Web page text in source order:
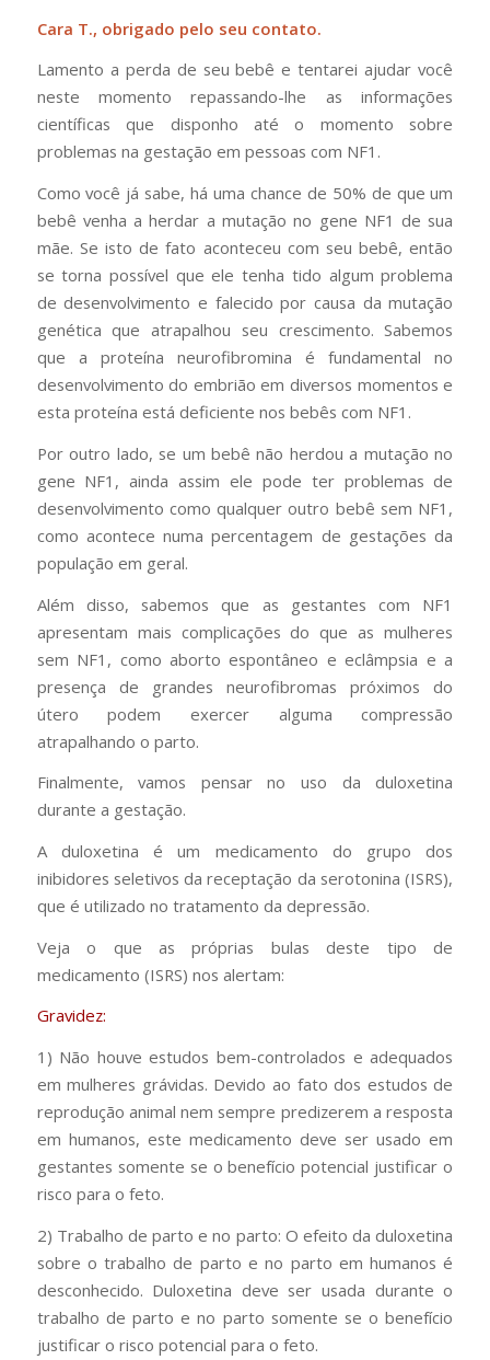
Cara T., obrigado pelo seu contato.
Lamento a perda de seu bebê e tentarei ajudar você
neste momento repassando-lhe as informações
científicas que disponho até o momento sobre
problemas na gestação em pessoas com NF1.
Como você já sabe, há uma chance de 50% de que um
bebê venha a herdar a mutação no gene NF1 de sua
mãe. Se isto de fato aconteceu com seu bebê, então
se torna possível que ele tenha tido algum problema
de desenvolvimento e falecido por causa da mutação
genética que atrapalhou seu crescimento. Sabemos
que a proteína neurofibromina é fundamental no
desenvolvimento do embrião em diversos momentos e
esta proteína está deficiente nos bebês com NF1.
Por outro lado, se um bebê não herdou a mutação no
gene NF1, ainda assim ele pode ter problemas de
desenvolvimento como qualquer outro bebê sem NF1,
como acontece numa percentagem de gestações da
população em geral.
Além disso, sabemos que as gestantes com NF1
apresentam mais complicações do que as mulheres
sem NF1, como aborto espontâneo e eclâmpsia e a
presença de grandes neurofibromas próximos do
útero podem exercer alguma compressão
atrapalhando o parto.
Finalmente, vamos pensar no uso da duloxetina
durante a gestação.
A duloxetina é um medicamento do grupo dos
inibidores seletivos da receptação da serotonina (ISRS),
que é utilizado no tratamento da depressão.
Veja o que as próprias bulas deste tipo de
medicamento (ISRS) nos alertam:
Gravidez:
1) Não houve estudos bem-controlados e adequados
em mulheres grávidas. Devido ao fato dos estudos de
reprodução animal nem sempre predizerem a resposta
em humanos, este medicamento deve ser usado em
gestantes somente se o benefício potencial justificar o
risco para o feto.
2) Trabalho de parto e no parto: O efeito da duloxetina
sobre o trabalho de parto e no parto em humanos é
desconhecido. Duloxetina deve ser usada durante o
trabalho de parto e no parto somente se o benefício
justificar o risco potencial para o feto.